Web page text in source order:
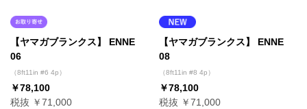
【ヤマガブランクス】 ENNE
06
（8ft11in #6 4p）
￥78,100
税抜 ￥71,000
【ヤマガブランクス】 ENNE
08
（8ft11in #8 4p）
￥78,100
税抜 ￥71,000